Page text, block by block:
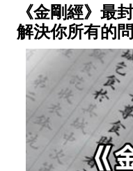
《金剛經》最
解決你所有的